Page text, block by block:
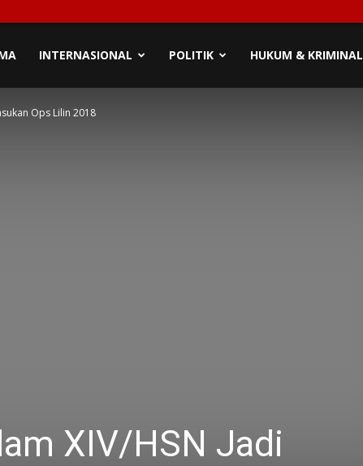
INTERNASIONAL POLITIK HUKUM & KRIMINAL
Ops Lilin 2018
XIV/HSN Jadi